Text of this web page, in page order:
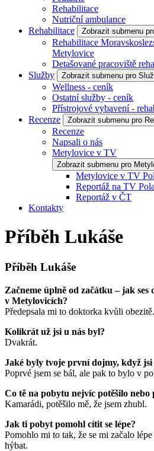
Rehabilitace
Nutriční ambulance
Rehabilitace
Zobrazit submenu
Rehabilitace
Metylovice
Detašované pracoviště
Služby
Zobrazit submenu pro
Wellness - ceník
Ostatní služby - ceník
Přístrojové vybavení -
Recenze
Zobrazit submenu pro
Recenze
Napsali o nás
Metylovice v TV
Zobrazit submenu pro
Metylovice v TV
Reportáž na TV
Reportáž v ČT
Kontakty
Příběh Lukáše
Příběh Lukáše
Začneme úplně od začátku – jak ses
v Metylovicích?
Předepsala mi to doktorka kvůli obezitě.
Kolikrát už jsi u nás byl?
Dvakrát.
Jaké byly tvoje první dojmy, když
Poprvé jsem se bál, ale pak to bylo v
Co tě na pobytu nejvíc potěšilo nebo
Kamarádi, potěšilo mě, že jsem zhubl.
Jak ti pobyt pomohl cítit se lépe?
Pomohlo mi to tak, že se mi začalo
hýbat.